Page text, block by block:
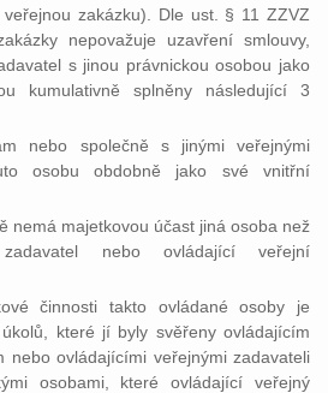
zakázku). Dle ust. § 11 ZZVZ
nepovažuje uzavření smlouvy,
s jinou právnickou osobou jako
kumulativně splněny následující 3
nebo společně s jinými veřejnými
osobu obdobně jako své vnitřní
nemá majetkovou účast jiná osoba než
nebo ovládající veřejní
činnosti takto ovládané osoby je
které jí byly svěřeny ovládajícím
nebo ovládajícími veřejnými zadavateli
osobami, které ovládající veřejný